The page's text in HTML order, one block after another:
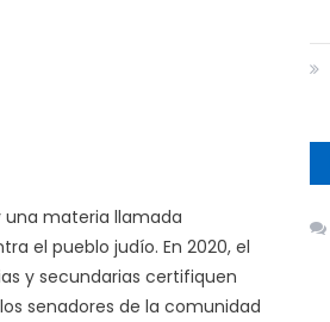
una materia llamada
el pueblo judío. En 2020, el
y secundarias certifiquen
senadores de la comunidad